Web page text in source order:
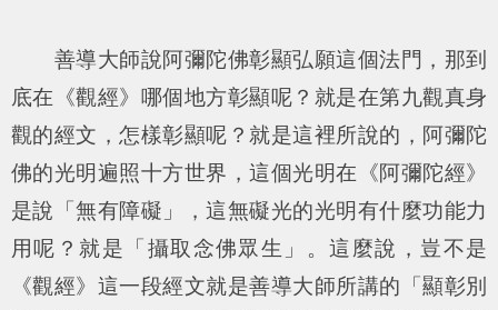
善導大師說阿彌陀佛彰顯弘願這個法門，那到
底在《觀經》哪個地方彰顯呢？就是在第九觀真身
觀的經文，怎樣彰顯呢？就是這裡所說的，阿彌陀
佛的光明遍照十方世界，這個光明在《阿彌陀經》
是說「無有障礙」，這無礙光的光明有什麼功能力
用呢？就是「攝取念佛眾生」。這麼說，豈不是
《觀經》這一段經文就是善導大師所講的「顯彰別